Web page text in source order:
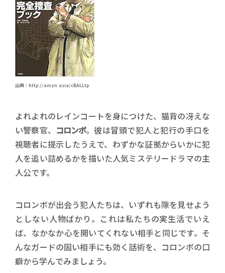
出典：http://amzn.asia/cBALLtp
よれよれのレインコートを身につけた、猫背の冴えな
い警察官、 コロンボ。彼は冒頭で犯人と犯行の手口を
視聴者に提示したうえで、わずかな証拠からいかに犯
人を追い詰めるかを描いた人気ミステリードラマの主
人公です。
コロンボが出会う犯人たちは、いずれも隙を見せよう
としない人物ばかり。これは私たちの実生活でいえ
ば、なかなか心を開いてくれない相手と同じです。そ
んなガードの固い相手にも効く話術を、コロンボの口
癖から学んでみましょう。